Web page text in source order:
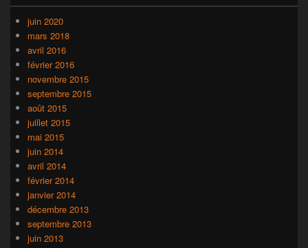
juin 2020
mars 2018
avril 2016
février 2016
novembre 2015
septembre 2015
août 2015
juillet 2015
mai 2015
juin 2014
avril 2014
février 2014
janvier 2014
décembre 2013
septembre 2013
juin 2013